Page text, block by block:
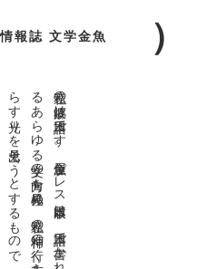
報誌 文学金魚
私達の
故郷は
日本語で
す
。
金魚屋プ
レ
ス
日本版は
、
日本語で
書か
れ
る
あ
ら
ゆ
る
文学の
方向を
見極め
、
私達の
精神の
行く
末を
照
ら
す
光り
を
見出そ
う
と
す
る
も
の
で
す
。
金魚屋プ
レ
ス
日本版は
そ
の
光り
の
す
べ
て
を
広義の
文学と
呼び
ま
す